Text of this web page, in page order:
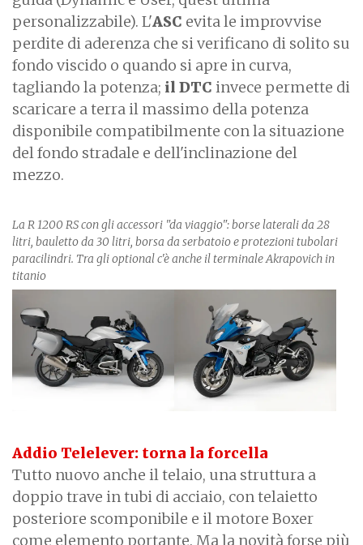
personalizzabile). L'ASC evita le improvvise
perdite di aderenza che si verificano di solito su
fondo viscido o quando si apre in curva,
tagliando la potenza; il DTC invece permette di
scaricare a terra il massimo della potenza
disponibile compatibilmente con la situazione
del fondo stradale e dell'inclinazione del
mezzo.
La R 1200 RS con gli accessori "da viaggio": borse laterali da 28
litri, bauletto da 30 litri, borsa da serbatoio e protezioni tubolari
paracilindri. Tra gli optional c'è anche il terminale Akrapovich in
titanio
Addio Telelever: torna la forcella
Tutto nuovo anche il telaio, una struttura a
doppio trave in tubi di acciaio, con telaietto
posteriore scomponibile e il motore Boxer
come elemento portante. Ma la novità forse più